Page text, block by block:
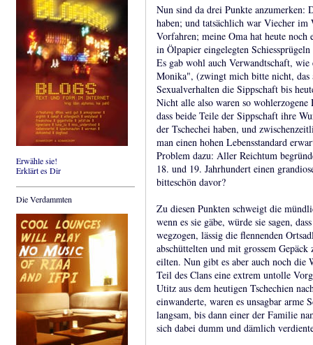
Erwähle sie!
Erklärt es Dir
Die Verdammten
Nun sind da drei Punkte anzumerken:
haben; und tatsächlich war Viecher
Vorfahren; meine Oma hat heute
in Ölpapier eingelegten
Es gab wohl auch Verwandtschaft,
Monika", (zwingt mich bitte nicht, das
Sexualverhalten die Sippschaft bis
Nicht alle also waren so
dass beide Teile der Sippschaft ihre
der Tschechei haben, und
man einen hohen Lebensstandard
Problem dazu: Aller Reichtum
18. und 19. Jahrhundert einen
bitteschön davor?
Zu diesen Punkten schweigt die
wenn es sie gäbe, würde sie sagen,
wegzogen, lässig die flennenden
abschüttelten und mit grossem
eilten. Nun gibt es aber auch noch die
Teil des Clans eine extrem untolle
Utitz aus dem heutigen Tschechien
einwanderte, waren es unsagbar
langsam, bis dann einer der Familie
sich dabei dumm und dämlich